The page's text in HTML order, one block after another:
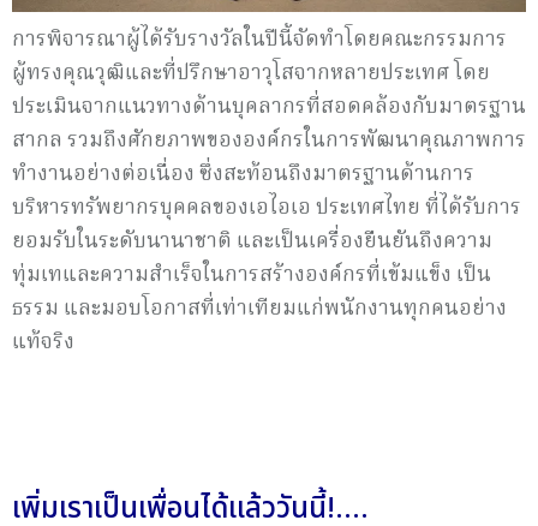
การพิจารณาผู้ได้รับรางวัลในปีนี้จัดทำโดยคณะกรรมการ
ผู้ทรงคุณวุฒิและที่ปรึกษาอาวุโสจากหลายประเทศ โดย
ประเมินจากแนวทางด้านบุคลากรที่สอดคล้องกับมาตรฐาน
สากล รวมถึงศักยภาพขององค์กรในการพัฒนาคุณภาพการ
ทำงานอย่างต่อเนื่อง ซึ่งสะท้อนถึงมาตรฐานด้านการ
บริหารทรัพยากรบุคคลของเอไอเอ ประเทศไทย ที่ได้รับการ
ยอมรับในระดับนานาชาติ และเป็นเครื่องยืนยันถึงความ
ทุ่มเทและความสำเร็จในการสร้างองค์กรที่เข้มแข็ง เป็น
ธรรม และมอบโอกาสที่เท่าเทียมแก่พนักงานทุกคนอย่าง
แท้จริง
เพิ่มเราเป็นเพื่อนได้แล้ววันนี้!....